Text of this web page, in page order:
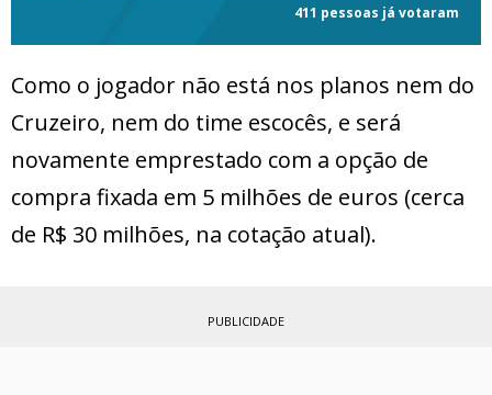
411 pessoas já votaram
Como o jogador não está nos planos nem do
Cruzeiro, nem do time escocês, e será
novamente emprestado com a opção de
compra fixada em 5 milhões de euros (cerca
de R$ 30 milhões, na cotação atual).
PUBLICIDADE